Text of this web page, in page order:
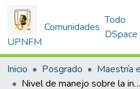
UPNFM
Comunidades
Todo
DSpace
Inicio Posgrado
Nivel de manejo sobre la inteligencia artificial utilizada en los procesos formativos que desarrolla los docentes y personal administrativo de educación básica en el Centro Educativo Club Rotario N° 1 Colonia Alemania Distrito Educativo # 7